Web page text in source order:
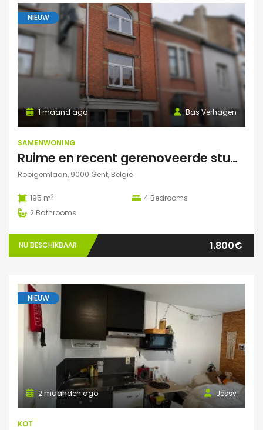
NIEUW
Bas Verhagen
1 maand ago
SAMENWONING
Ruime en recent gerenoveerde studentenwoning op toplocatie in Gent
Rooigemlaan, 9000 Gent, België
195 m2 4 Bedrooms
2 Bathrooms
NU BESCHIKBAAR 1.800€
NIEUW
Jessy
2 maanden ago
KOT